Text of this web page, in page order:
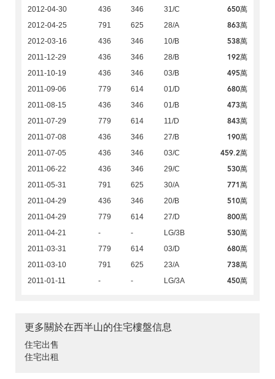
2012-04-30 436 346 31/C 650萬
2012-04-25 791 625 28/A 863萬
2012-03-16 436 346 10/B 538萬
2011-12-29 436 346 28/B 192萬
2011-10-19 436 346 03/B 495萬
2011-09-06 779 614 01/D 680萬
2011-08-15 436 346 01/B 473萬
2011-07-29 779 614 11/D 843萬
2011-07-08 436 346 27/B 190萬
2011-07-05 436 346 03/C 459.2萬
2011-06-22 436 346 29/C 530萬
2011-05-31 791 625 30/A 771萬
2011-04-29 436 346 20/B 510萬
2011-04-29 779 614 27/D 800萬
2011-04-21 - - LG/3B 530萬
2011-03-31 779 614 03/D 680萬
2011-03-10 791 625 23/A 738萬
2011-01-11 - - LG/3A 450萬
更多關於在西半山的住宅樓盤信息
住宅出售
住宅出租